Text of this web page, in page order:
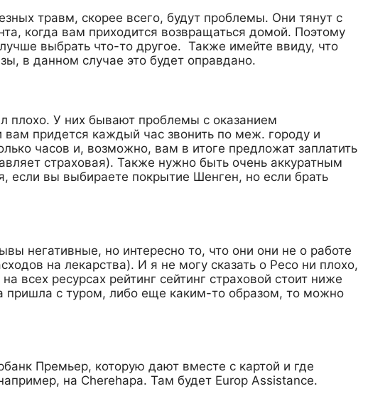
травм, скорее всего, будут проблемы. Они тянут с
когда вам приходится возвращаться домой. Поэтому
выбрать что-то другое. Также имейте ввиду, что
в данном случае это будет оправдано.
плохо. У них бывают проблемы с оказанием
придется каждый час звонить по меж. городу и
часов и, возможно, вам в итоге предложат заплатить
страховая). Также нужно быть очень аккуратным
если вы выбираете покрытие Шенген, но если брать
негативные, но интересно то, что они они не о работе
на лекарства). И я не могу сказать о Ресо ни плохо,
всех ресурсах рейтинг сейтинг страховой стоит ниже
пришла с туром, либо еще каким-то образом, то можно
Премьер, которую дают вместе с картой и где
на Cherehapa. Там будет Europ Assistance.